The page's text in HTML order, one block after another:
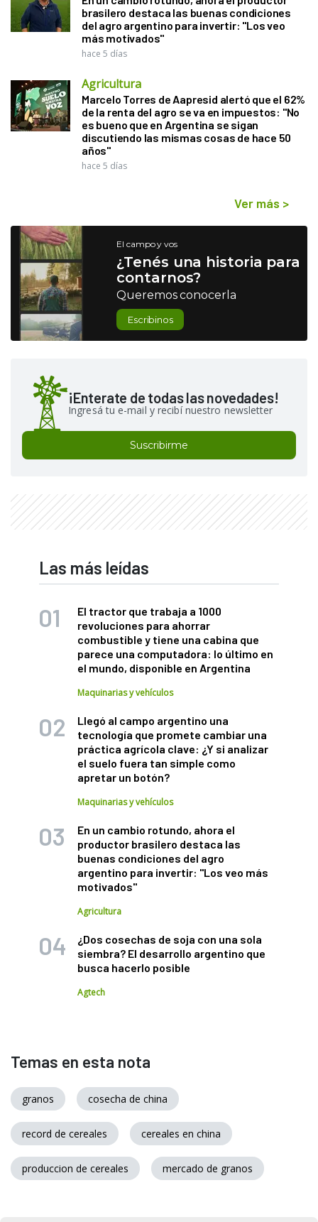
brasilero destaca las buenas condiciones
del agro argentino para invertir: "Los veo
más motivados"
hace 5 días
Agricultura
Marcelo Torres de Aapresid alertó que el 62%
de la renta del agro se va en impuestos: "No
es bueno que en Argentina se sigan
discutiendo las mismas cosas de hace 50
años"
hace 5 días
Ver más >
El campo y vos
¿Tenés una historia para
contarnos?
Queremos conocerla
Escribinos
¡Enterate de todas las novedades!
Ingresá tu e-mail y recibí nuestro newsletter
Suscribirme
Las más leídas
El tractor que trabaja a 1000
revoluciones para ahorrar
combustible y tiene una cabina que
parece una computadora: lo último en
el mundo, disponible en Argentina
Maquinarias y vehículos
Llegó al campo argentino una
tecnología que promete cambiar una
práctica agrícola clave: ¿Y si analizar
el suelo fuera tan simple como
apretar un botón?
Maquinarias y vehículos
En un cambio rotundo, ahora el
productor brasilero destaca las
buenas condiciones del agro
argentino para invertir: "Los veo más
motivados"
Agricultura
¿Dos cosechas de soja con una sola
siembra? El desarrollo argentino que
busca hacerlo posible
Agtech
Temas en esta nota
granos cosecha de china
record de cereales cereales en china
produccion de cereales mercado de granos